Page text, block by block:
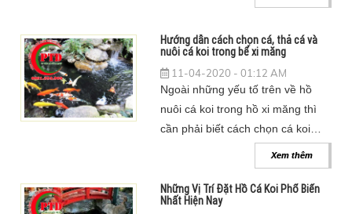
Hướng dẫn cách chọn cá, thả cá và
nuôi cá koi trong bể xi măng
11-04-2020 - 01:12 AM
Ngoài những yếu tố trên về hồ
nuôi cá koi trong hồ xi măng thì
cần phải biết cách chọn cá koi
nuôi, chăm sóc chúng đảm bảo
khỏe mạnh, sinh trưởng tốt mà
bạn cần phải biết:
Xem thêm
Những Vị Trí Đặt Hồ Cá Koi Phổ Biến
Nhất Hiện Nay